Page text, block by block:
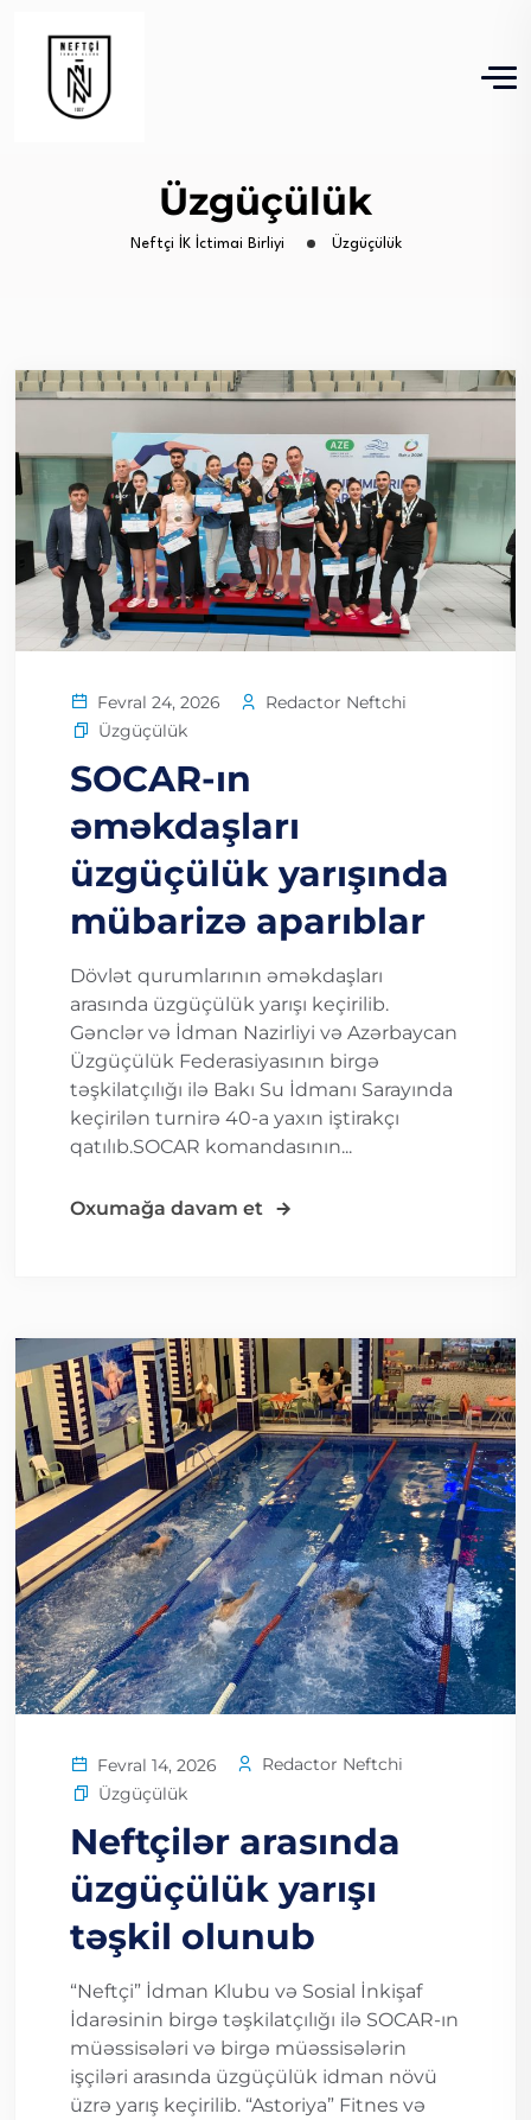
Üzgüçülük
Neftçi İK İctimai Birliyi Üzgüçülük
Fevral 24, 2026
Redactor Neftchi
Üzgüçülük
SOCAR-ın
əməkdaşları
üzgüçülük yarışında
mübarizə aparıblar
Dövlət qurumlarının əməkdaşları
arasında üzgüçülük yarışı keçirilib.
Gənclər və İdman Nazirliyi və Azərbaycan
Üzgüçülük Federasiyasının birgə
təşkilatçılığı ilə Bakı Su İdmanı Sarayında
keçirilən turnirə 40-a yaxın iştirakçı
qatılıb.SOCAR komandasının...
Oxumağa davam et
Fevral 14, 2026
Redactor Neftchi
Üzgüçülük
Neftçilər arasında
üzgüçülük yarışı
təşkil olunub
“Neftçi” İdman Klubu və Sosial İnkişaf
İdarəsinin birgə təşkilatçılığı ilə SOCAR-ın
müəssisələri və birgə müəssisələrin
işçiləri arasında üzgüçülük idman növü
üzrə yarış keçirilib. “Astoriya” Fitnes və